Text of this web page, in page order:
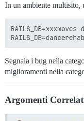
In un ambiente multisito,
Segnala i bug nella
miglioramenti nella
Argomenti